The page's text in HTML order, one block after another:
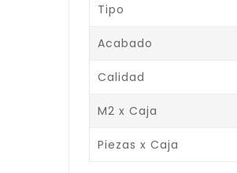
Tipo
Acabado
Calidad
M2 x Caja
Piezas x Caja